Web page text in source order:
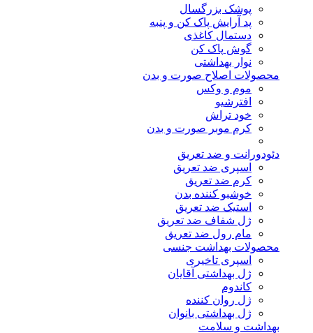
پوشک بزرگسال
پد آرایش پاک کن و پنبه
دستمال کاغذی
گوش پاک کن
نوار بهداشتی
محصولات اصلاح صورت و بدن
موم و وکس
افترشیو
خود تراش
کرم موبر صورت و بدن
دئودورانت و ضد تعریق
اسپری ضد تعریق
کرم ضد تعریق
خوشبو کننده بدن
استیک ضد تعریق
ژل شفاف ضد تعریق
مام رول ضد تعریق
محصولات بهداشت جنسی
اسپری تاخیری
ژل بهداشتی آقایان
کاندوم
ژل روان کننده
ژل بهداشتی بانوان
بهداشت و سلامت